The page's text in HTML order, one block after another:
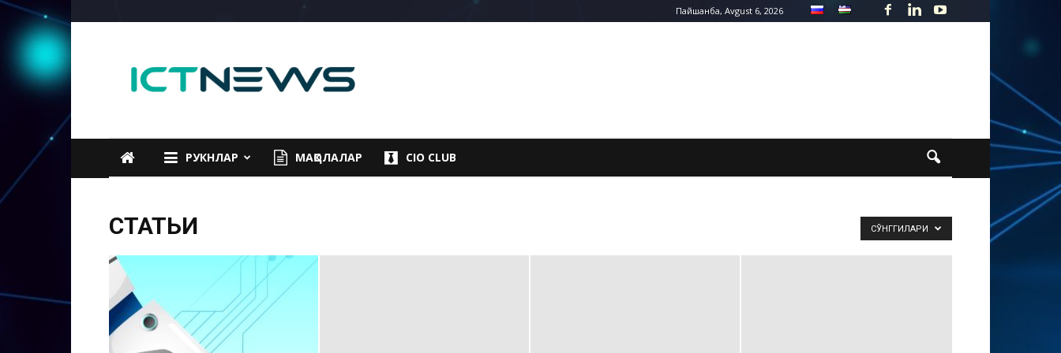
Пайшанба, Avgust 6, 2026
РУКНЛАР МАҚОЛАЛАР CIO CLUB
СТАТЬИ СЎНГГИЛАРИ